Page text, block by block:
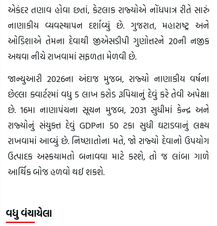
એકંદર તણાવ હોવા છતાં, કેટલાક રાજ્યોએ નોંધપાત્ર રીતે સારું
નાણાકીય વ્યવસ્થાપન દર્શાવ્યું છે. ગુજરાત, મહારાષ્ટ્ર અને
ઓડિશાએ તેમના દેવાથી જીએસડીપી ગુણોત્તરને 20ની નજીક
અથવા નીચે રાખવામાં સફળતા મેળવી છે.
જાન્યુઆરી 2026ના અંદાજ મુજબ, રાજ્યો નાણાકીય વર્ષના
છેલ્લા ક્વાર્ટરમાં વધુ 5 લાખ કરોડ રૂપિયાનું દેવું કરે તેવી અપેક્ષા
છે. 16મા નાણાપંચના સૂચન મુજબ, 2031 સુધીમાં કેન્દ્ર અને
રાજ્યોનું સંયુક્ત દેવું GDPના 50 ટકા સુધી ઘટાડવાનું લક્ષ્ય
રાખવામાં આવ્યું છે. નિષ્ણાતોના મતે, જો રાજ્યો દેવાનો ઉપયોગ
ઉત્પાદક અસ્કયામતો બનાવવા માટે કરશે, તો જ લાંબા ગાળે
આર્થિક બોજ હળવો થઈ શકશે.
વધુ વંચાયેલા